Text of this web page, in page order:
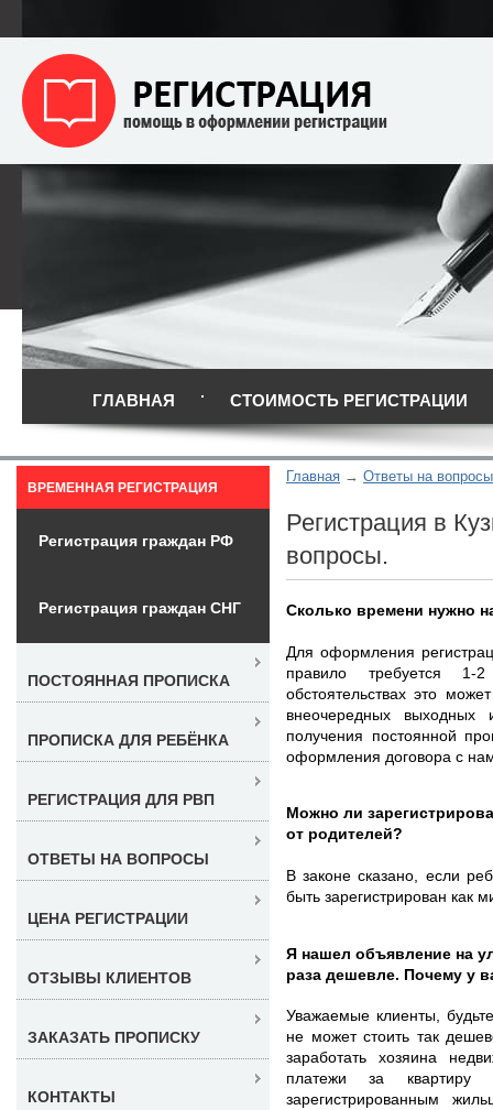
ГЛАВНАЯ СТОИМОСТЬ РЕГИСТРАЦИИ
Главная Ответы на
Регистрация в
вопросы.
Сколько времени нужно
Для оформления
правило требуется
обстоятельствах это
внеочередных выходных
получения постоянной
оформления договора с
Можно ли
от родителей?
В законе сказано, если
быть зарегистрирован как
Я нашел объявление на
раза дешевле. Почему у
Уважаемые клиенты,
не может стоить так
заработать хозяина
платежи за
зарегистрированным
ВРЕМЕННАЯ РЕГИСТРАЦИЯ
Регистрация граждан РФ
Регистрация граждан СНГ
ПОСТОЯННАЯ ПРОПИСКА
ПРОПИСКА ДЛЯ РЕБЁНКА
РЕГИСТРАЦИЯ ДЛЯ РВП
ОТВЕТЫ НА ВОПРОСЫ
ЦЕНА РЕГИСТРАЦИИ
ОТЗЫВЫ КЛИЕНТОВ
ЗАКАЗАТЬ ПРОПИСКУ
КОНТАКТЫ